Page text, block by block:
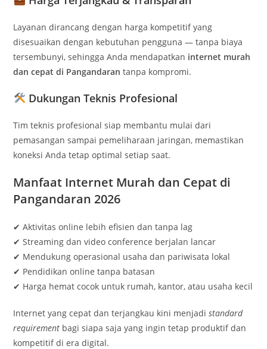
Layanan dirancang dengan harga kompetitif yang
disesuaikan dengan kebutuhan pengguna — tanpa biaya
tersembunyi, sehingga Anda mendapatkan internet murah
dan cepat di Pangandaran tanpa kompromi.
Dukungan Teknis Profesional
Tim teknis profesional siap membantu mulai dari
pemasangan sampai pemeliharaan jaringan, memastikan
koneksi Anda tetap optimal setiap saat.
Manfaat Internet Murah dan Cepat di
Pangandaran 2026
✔ Aktivitas online lebih efisien dan tanpa lag
✔ Streaming dan video conference berjalan lancar
✔ Mendukung operasional usaha dan pariwisata lokal
✔ Pendidikan online tanpa batasan
✔ Harga hemat cocok untuk rumah, kantor, atau usaha kecil
Internet yang cepat dan terjangkau kini menjadistandard
requirement bagi siapa saja yang ingin tetap produktif dan
kompetitif di era digital.